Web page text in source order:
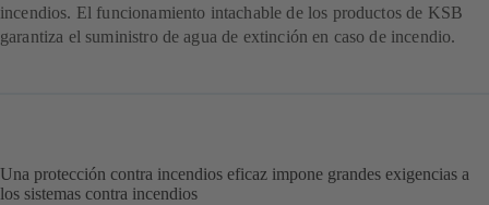
incendios. El funcionamiento intachable de los productos de KSB
garantiza el suministro de agua de extinción en caso de incendio.
Una protección contra incendios eficaz impone grandes exigencias a
los sistemas contra incendios